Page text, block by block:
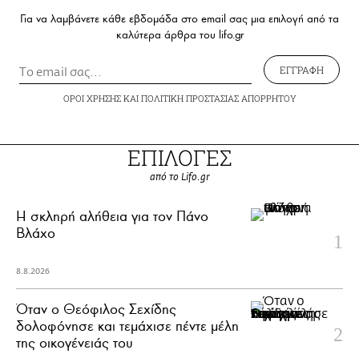
Για να λαμβάνετε κάθε εβδομάδα στο email σας μια επιλογή από τα
καλύτερα άρθρα του lifo.gr
ΕΓΓΡΑΦΗ
ΟΡΟΙ ΧΡΗΣΗΣΚΑΙ ΠΟΛΙΤΙΚΗ ΠΡΟΣΤΑΣΙΑΣ ΑΠΟΡΡΗΤΟΥ
ΕΠΙΛΟΓΕΣ
από το Lifo.gr
H σκληρή αλήθεια για τον Πάνο
Βλάχο
8.8.2026
Όταν ο Θεόφιλος Σεχίδης
δολοφόνησε και τεμάχισε πέντε μέλη
της οικογένειάς του